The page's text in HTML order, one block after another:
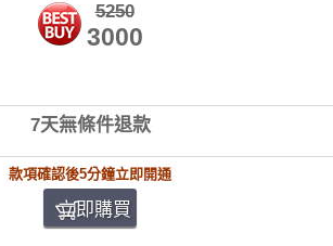
5250
3000
7天無條件退款
款項確認後5分鐘立即開通
立即購買